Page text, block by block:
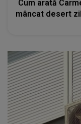
Cum arată
mâncat desert